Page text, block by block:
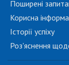
Поширені
Корисна
Історії успіху
Роз'яснення